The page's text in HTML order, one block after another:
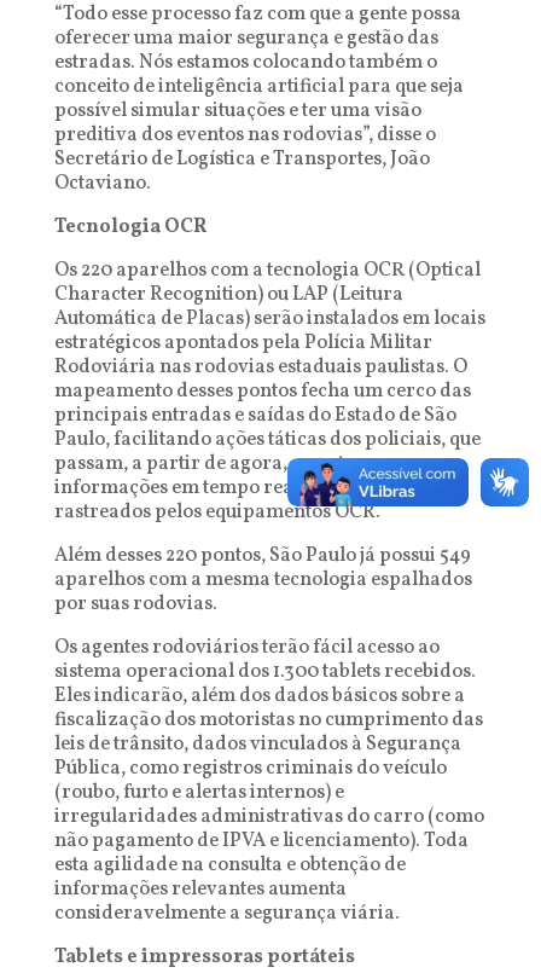
“Todo esse processo faz com que a gente possa
oferecer uma maior segurança e gestão das
estradas. Nós estamos colocando também o
conceito de inteligência artificial para que seja
possível simular situações e ter uma visão
preditiva dos eventos nas rodovias”, disse o
Secretário de Logística e Transportes, João
Octaviano.
Tecnologia OCR
Os 220 aparelhos com a tecnologia OCR (Optical
Character Recognition) ou LAP (Leitura
Automática de Placas) serão instalados em locais
estratégicos apontados pela Polícia Militar
Rodoviária nas rodovias estaduais paulistas. O
mapeamento desses pontos fecha um cerco das
principais entradas e saídas do Estado de São
Paulo, facilitando ações táticas dos policiais, que
passam, a partir de agora, a contar com
informações em tempo real dos veículos
rastreados pelos equipamentos OCR.
Além desses 220 pontos, São Paulo já possui 549
aparelhos com a mesma tecnologia espalhados
por suas rodovias.
Os agentes rodoviários terão fácil acesso ao
sistema operacional dos 1.300 tablets recebidos.
Eles indicarão, além dos dados básicos sobre a
fiscalização dos motoristas no cumprimento das
leis de trânsito, dados vinculados à Segurança
Pública, como registros criminais do veículo
(roubo, furto e alertas internos) e
irregularidades administrativas do carro (como
não pagamento de IPVA e licenciamento). Toda
esta agilidade na consulta e obtenção de
informações relevantes aumenta
consideravelmente a segurança viária.
Tablets e impressoras portáteis